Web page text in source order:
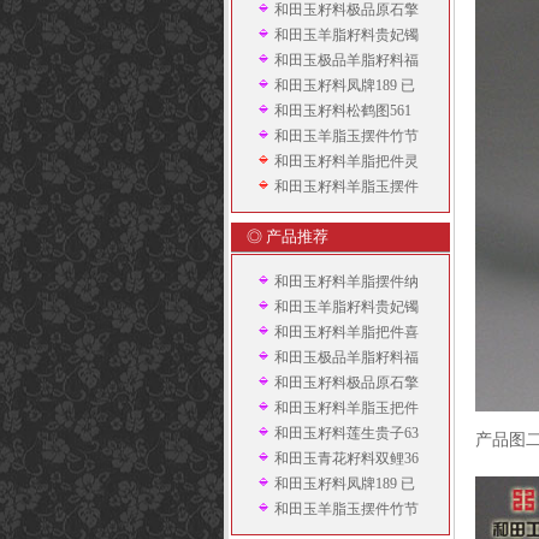
和田玉籽料极品原石擎
和田玉羊脂籽料贵妃镯
和田玉极品羊脂籽料福
和田玉籽料凤牌189 已
和田玉籽料松鹤图561
和田玉羊脂玉摆件竹节
和田玉籽料羊脂把件灵
和田玉籽料羊脂玉摆件
◎ 产品推荐
和田玉籽料羊脂摆件纳
和田玉羊脂籽料贵妃镯
和田玉籽料羊脂把件喜
和田玉极品羊脂籽料福
和田玉籽料极品原石擎
和田玉籽料羊脂玉把件
和田玉籽料莲生贵子63
和田玉青花籽料双鲤36
和田玉籽料凤牌189 已
和田玉羊脂玉摆件竹节
产品图